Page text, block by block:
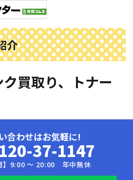
介
買取り、トナー
合わせはお気軽に!
37-1147
】9:00 〜 20:00 年中無休